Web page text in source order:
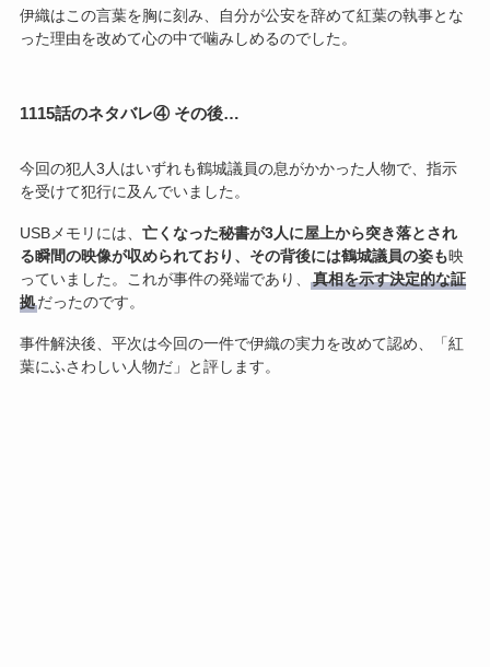
伊織はこの言葉を胸に刻み、自分が公安を辞めて紅葉の執事とな
った理由を改めて心の中で噛みしめるのでした。
1115話のネタバレ④ その後…
今回の犯人3人はいずれも鶴城議員の息がかかった人物で、指示
を受けて犯行に及んでいました。
USBメモリには、 亡くなった秘書が3人に屋上から突き落とされ
る瞬間の映像が収められており、その背後には鶴城議員の姿も映
っていました。これが事件の発端であり、
真相を示す決定的な証
拠だったのです。
事件解決後、平次は今回の一件で伊織の実力を改めて認め、「紅
葉にふさわしい人物だ」と評します。